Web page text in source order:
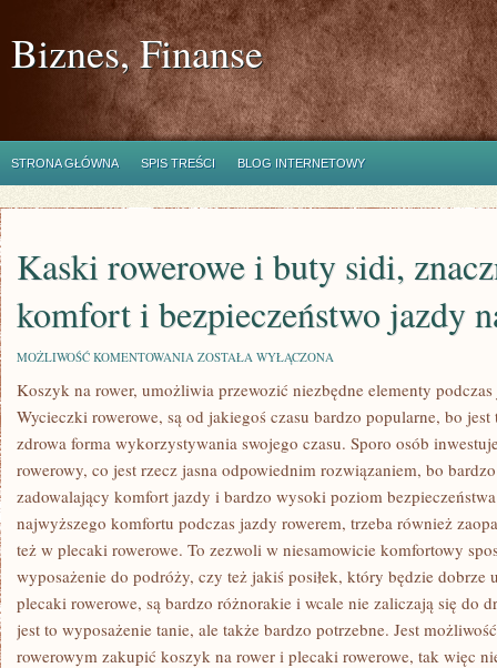
Biznes, Finanse
STRONA GŁÓWNA SPIS TREŚCI BLOG INTERNETOWY
Kaski rowerowe i buty sidi,
komfort i bezpieczeństwo jazdy
MOŻLIWOŚĆ KOMENTOWANIA KASKI
I
SIDI,
ZNACZNIE
KOMFORT
I
BEZPIECZEŃSTWO
JAZDY
ROWERZE
ZOSTAŁA WYŁĄCZONA
Koszyk na rower, umożliwia przewozić niezbędne elementy
Wycieczki rowerowe, są od jakiegoś czasu bardzo popularne, bo
zdrowa forma wykorzystywania swojego czasu. Sporo osób
rowerowy, co jest rzecz jasna odpowiednim rozwiązaniem, bo
zadowalający komfort jazdy i bardzo wysoki poziom
najwyższego komfortu podczas jazdy rowerem, trzeba również
też w plecaki rowerowe. To zezwoli w niesamowicie komfortowy
wyposażenie do podróży, czy też jakiś posiłek, który będzie
plecaki rowerowe, są bardzo różnorakie i wcale nie zaliczają się do
jest to wyposażenie tanie, ale także bardzo potrzebne. Jest
rowerowym zakupić koszyk na rower i plecaki rowerowe, tak więc